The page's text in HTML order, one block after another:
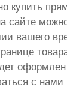
купить
сайте
вашего
с